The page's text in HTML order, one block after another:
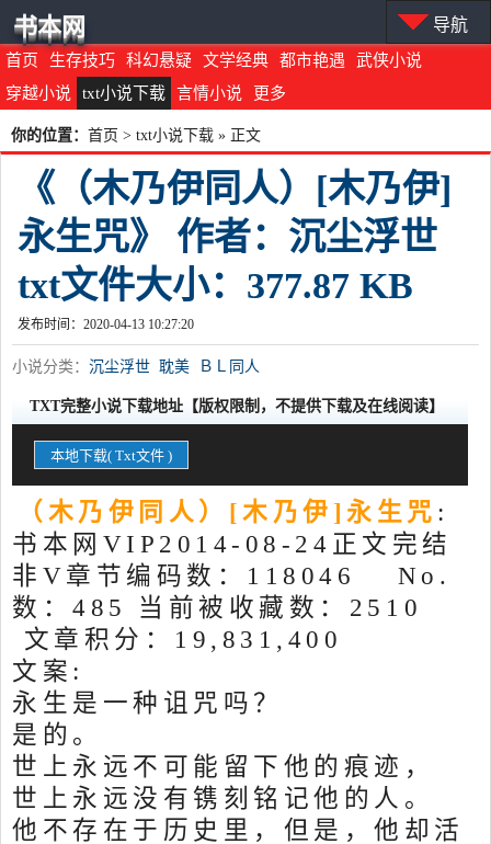
首页 生存技巧 科幻悬疑 文学经典 都市艳遇
武侠小说
穿越小说
txt小说下载 言情小说 更多
书本网 导航
你的位置： 首页 > txt小说下载 » 正文
《（木乃伊同人）[木乃伊]
永生咒》 作者：沉尘浮世
txt文件大小：377.87 KB
发布时间：2020-04-13 10:27:20
小说分类： 沉尘浮世 耽美 ＢＬ同人
TXT完整小说下载地址【版权限制，不提供下载及在线阅读】
本地下载( Txt文件 )
（木乃伊同人）[木乃伊]永生咒 :
书本网VIP2014-08-24正文完结
非V章节编码数：118046 No.
数：485 当前被收藏数：2510
文章积分：19,831,400
文案:
永生是一种诅咒吗？
是的。
世上永远不可能留下他的痕迹，
世上永远没有镌刻铭记他的人。
他不存在于历史里，但是，他却活